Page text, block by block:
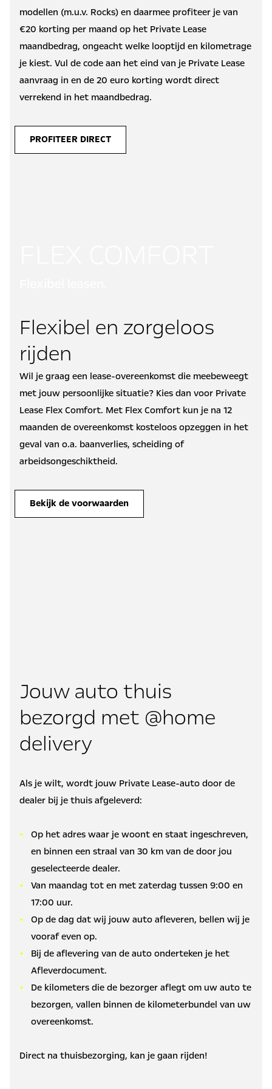
modellen (m.u.v. Rocks) en daarmee profiteer je van
€20 korting per maand op het Private Lease
maandbedrag, ongeacht welke looptijd en kilometrage
je kiest. Vul de code aan het eind van je Private Lease
aanvraag in en de 20 euro korting wordt direct
verrekend in het maandbedrag.
PROFITEER DIRECT
Flexibel en zorgeloos
rijden
Wil je graag een lease-overeenkomst die meebeweegt
met jouw persoonlijke situatie? Kies dan voor Private
Lease Flex Comfort. Met Flex Comfort kun je na 12
maanden de overeenkomst kosteloos opzeggen in het
geval van o.a. baanverlies, scheiding of
arbeidsongeschiktheid.
Bekijk de voorwaarden
Jouw auto thuis
bezorgd met @home
delivery
Als je wilt, wordt jouw Private Lease-auto door de
dealer bij je thuis afgeleverd:
Op het adres waar je woont en staat ingeschreven,
en binnen een straal van 30 km van de door jou
geselecteerde dealer.
Van maandag tot en met zaterdag tussen 9:00 en
17:00 uur.
Op de dag dat wij jouw auto afleveren, bellen wij je
vooraf even op.
Bij de aflevering van de auto onderteken je het
Afleverdocument.
De kilometers die de bezorger aflegt om uw auto te
bezorgen, vallen binnen de kilometerbundel van uw
overeenkomst.
Direct na thuisbezorging, kan je gaan rijden!